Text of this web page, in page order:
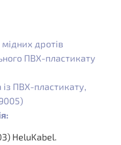
дротів
ПВХ-пластикату
ПВХ-пластикату,
HeluKabel.